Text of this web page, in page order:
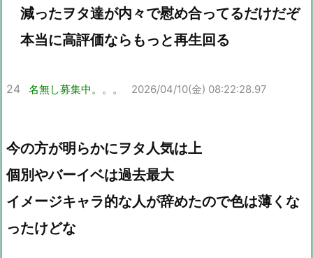
減ったヲタ達が内々で慰め合ってるだけだぞ
本当に高評価ならもっと再生回る
24 名無し募集中。。。 2026/04/10(金) 08:22:28.97
今の方が明らかにヲタ人気は上
個別やバーイベは過去最大
イメージキャラ的な人が辞めたので色は薄くな
ったけどな